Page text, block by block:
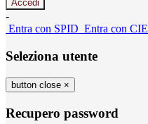
-
Entra con SPID Entra con CIE
Seleziona utente
button close ×
Recupero password